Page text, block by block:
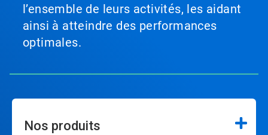
l’ensemble de leurs activités, les aidant
ainsi à atteindre des performances
optimales.
Nos produits